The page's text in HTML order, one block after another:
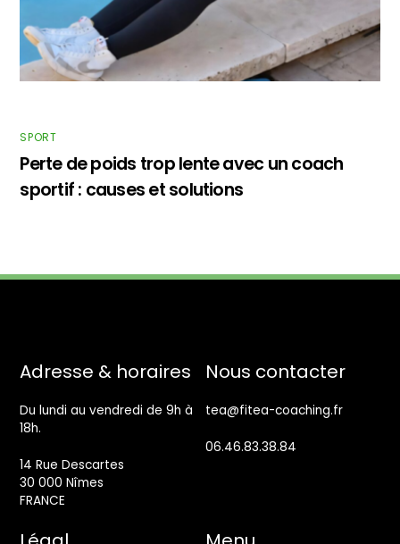
SPORT
Perte de poids trop lente avec un coach
sportif : causes et solutions
To
Adresse & horaires
Du lundi au vendredi de 9h à
18h.
14 Rue Descartes
30 000 Nîmes
FRANCE
Nous contacter
tea@fitea-coaching.fr
06.46.83.38.84